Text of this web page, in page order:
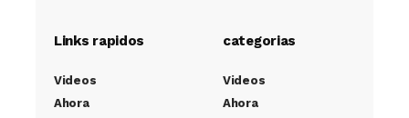
Links rapidos
Videos
Ahora
categorias
Videos
Ahora